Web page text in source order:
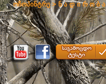
ოჩოპინტრე>ნ ა დ ი რ ო ბ ა